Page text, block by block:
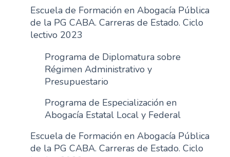
t
e
d
o
i
n
c
i
p
Escuela de Formación en Abogacía Pública
de la PG CABA. Carreras de Estado. Ciclo
lectivo 2023
Programa de Diplomatura sobre
Régimen Administrativo y
Presupuestario
Programa de Especialización en
Abogacía Estatal Local y Federal
Escuela de Formación en Abogacía Pública
de la PG CABA. Carreras de Estado. Ciclo